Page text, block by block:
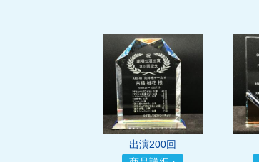
出演200回